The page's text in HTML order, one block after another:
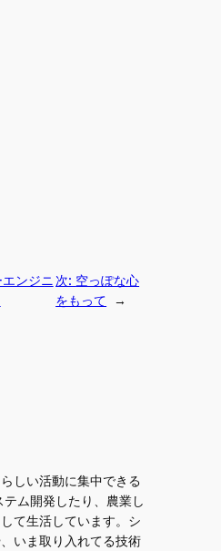
ンジニ 次: 空っぽな心
をもって →
しい活動に集中できる
ム開発したり、農業し
て生活しています。シ
いま取り入れてる技術